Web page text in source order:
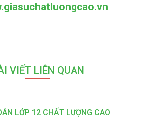
VIẾT LIÊN QUAN
LỚP 12 CHẤT LƯỢNG CAO